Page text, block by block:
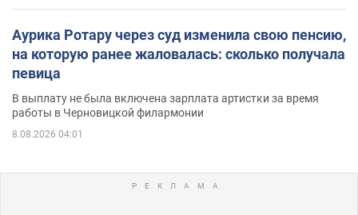
Аурика Ротару через суд изменила свою пенсию,
на которую ранее жаловалась: сколько получала
певица
В выплату не была включена зарплата артистки за время
работы в Черновицкой филармонии
8.08.2026 04:01